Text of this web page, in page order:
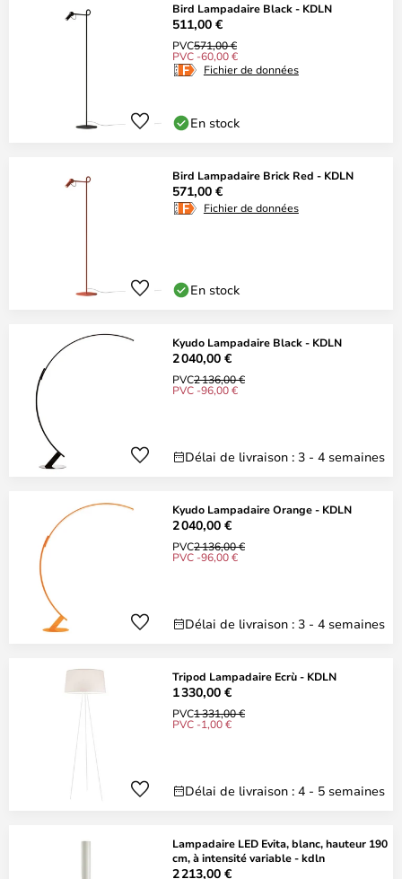
Bird Lampadaire Black - KDLN
511,00 €
PVC571,00 €
PVC -60,00 €
Fichier de données
En stock
Bird Lampadaire Brick Red - KDLN
571,00 €
Fichier de données
En stock
Kyudo Lampadaire Black - KDLN
2 040,00 €
PVC2 136,00 €
PVC -96,00 €
Délai de livraison : 3 - 4 semaines
Kyudo Lampadaire Orange - KDLN
2 040,00 €
PVC2 136,00 €
PVC -96,00 €
Délai de livraison : 3 - 4 semaines
Tripod Lampadaire Ecrù - KDLN
1 330,00 €
PVC1 331,00 €
PVC -1,00 €
Délai de livraison : 4 - 5 semaines
Lampadaire LED Evita, blanc, hauteur 190
cm, à intensité variable - kdln
2 213,00 €